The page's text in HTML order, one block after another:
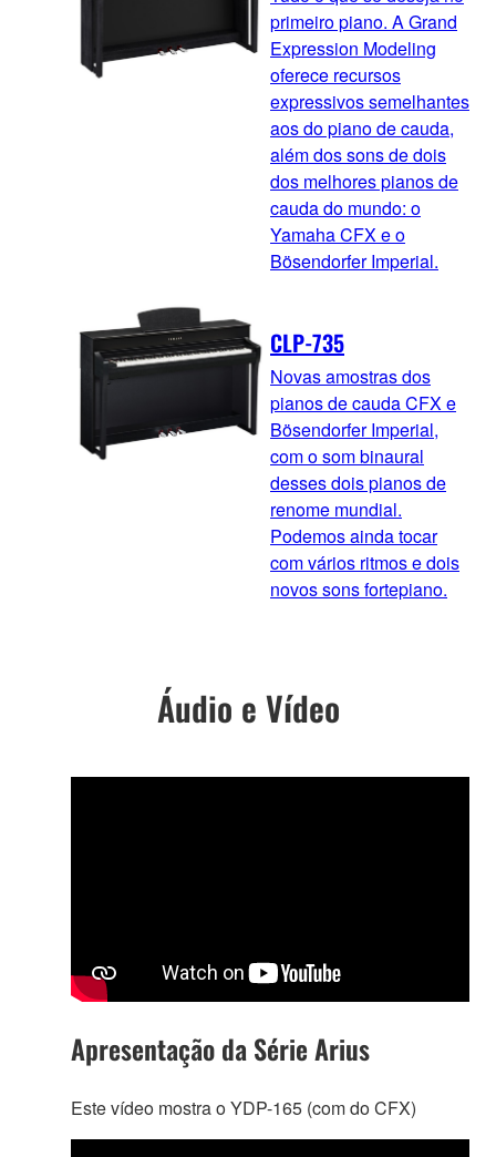
primeiro piano. A Grand
Expression Modeling
oferece recursos
expressivos semelhantes
aos do piano de cauda,
além dos sons de dois
dos melhores pianos de
cauda do mundo: o
Yamaha CFX e o
Bösendorfer Imperial.
CLP-735
Novas amostras dos
pianos de cauda CFX e
Bösendorfer Imperial,
com o som binaural
desses dois pianos de
renome mundial.
Podemos ainda tocar
com vários ritmos e dois
novos sons fortepiano.
Áudio e Vídeo
Apresentação da Série Arius
Este vídeo mostra o YDP-165 (com do CFX)